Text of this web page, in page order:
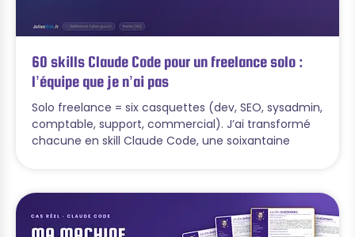
60 skills Claude Code pour un freelance solo :
l’équipe que je n’ai pas
Solo freelance = six casquettes (dev, SEO, sysadmin,
comptable, support, commercial). J’ai transformé
chacune en skill Claude Code, une soixantaine